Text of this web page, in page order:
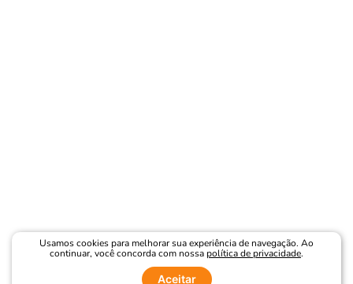
Usamos cookies para melhorar sua experiência de navegação. Ao
continuar, você concorda com nossapolítica de privacidade.
Aceitar